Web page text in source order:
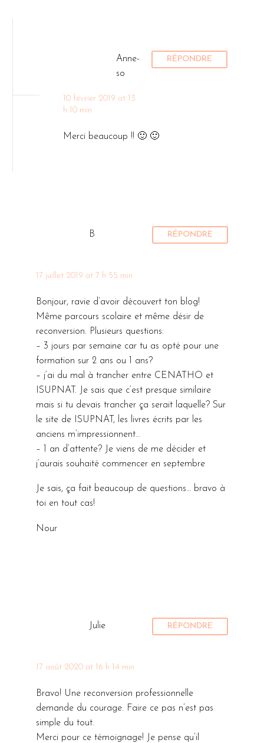
Anne-
so
10 février 2019 at 13
h 10 min
RÉPONDRE
Merci beaucoup !! 🙂 🙂
B
17 juillet 2019 at 7 h 55 min
RÉPONDRE
Bonjour, ravie d’avoir découvert ton blog!
Même parcours scolaire et même désir de
reconversion. Plusieurs questions:
– 3 jours par semaine car tu as opté pour une
formation sur 2 ans ou 1 ans?
– j’ai du mal à trancher entre CENATHO et
ISUPNAT. Je sais que c’est presque similaire
mais si tu devais trancher ça serait laquelle? Sur
le site de ISUPNAT, les livres écrits par les
anciens m’impressionnent…
– 1 an d’attente? Je viens de me décider et
j’aurais souhaité commencer en septembre
Je sais, ça fait beaucoup de questions… bravo à
toi en tout cas!
Nour
Julie
17 août 2020 at 16 h 14 min
RÉPONDRE
Bravo! Une reconversion professionnelle
demande du courage. Faire ce pas n’est pas
simple du tout.
Merci pour ce témoignage! Je pense qu’il